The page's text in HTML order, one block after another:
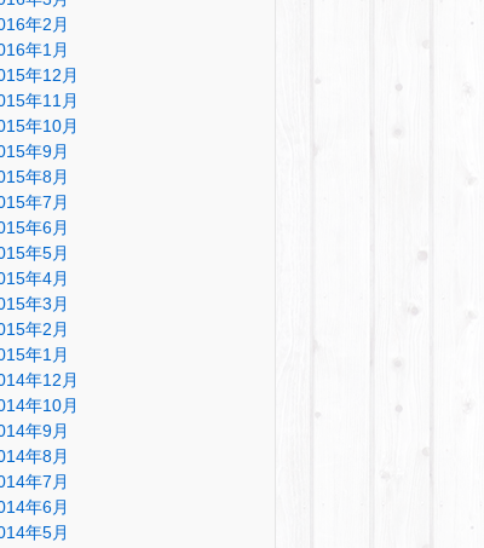
年2月
年1月
年12月
年11月
年10月
年9月
年8月
年7月
年6月
年5月
年4月
年3月
年2月
年1月
年12月
年10月
年9月
年8月
年7月
年6月
年5月